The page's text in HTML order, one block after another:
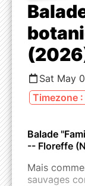
Sat May
Timezone
Balade
-- Floreffe
Mais
sauvages